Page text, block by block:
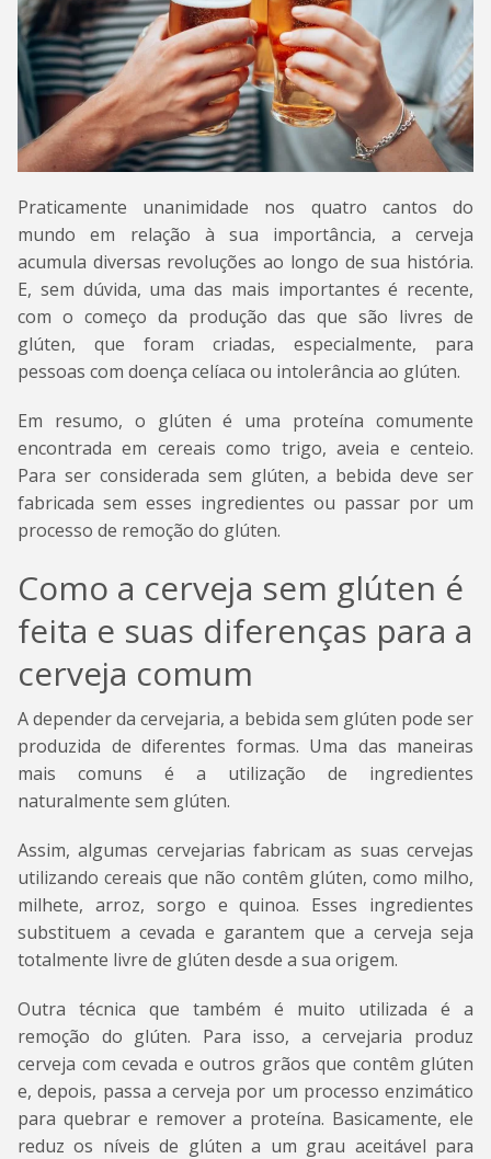
Praticamente unanimidade nos quatro cantos do
mundo em relação à sua importância, a cerveja
acumula diversas revoluções ao longo de sua história.
E, sem dúvida, uma das mais importantes é recente,
com o começo da produção das que são livres de
glúten, que foram criadas, especialmente, para
pessoas com doença celíaca ou intolerância ao glúten.
Em resumo, o glúten é uma proteína comumente
encontrada em cereais como trigo, aveia e centeio.
Para ser considerada sem glúten, a bebida deve ser
fabricada sem esses ingredientes ou passar por um
processo de remoção do glúten.
Como a cerveja sem glúten é
feita e suas diferenças para a
cerveja comum
A depender da cervejaria, a bebida sem glúten pode ser
produzida de diferentes formas. Uma das maneiras
mais comuns é a utilização de ingredientes
naturalmente sem glúten.
Assim, algumas cervejarias fabricam as suas cervejas
utilizando cereais que não contêm glúten, como milho,
milhete, arroz, sorgo e quinoa. Esses ingredientes
substituem a cevada e garantem que a cerveja seja
totalmente livre de glúten desde a sua origem.
Outra técnica que também é muito utilizada é a
remoção do glúten. Para isso, a cervejaria produz
cerveja com cevada e outros grãos que contêm glúten
e, depois, passa a cerveja por um processo enzimático
para quebrar e remover a proteína. Basicamente, ele
reduz os níveis de glúten a um grau aceitável para